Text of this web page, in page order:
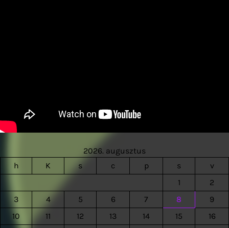
2026. augusztus
h
K s c p s
v
1
2
3
4 5 6 7 8
9
10
11 12 13 14 15
16